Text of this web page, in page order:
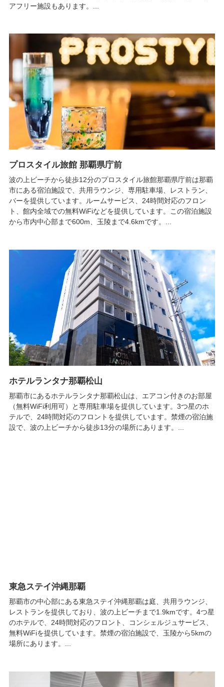
アフリー施設もあります。...
プロスタイル旅館 那覇県庁前
波の上ビーチから徒歩12分のプロスタイル旅館那覇県庁前は那覇
市にある宿泊施設で、共用ラウンジ、専用駐車場、レストラン、
バーを提供しています。ルームサービス、24時間対応のフロン
ト、館内全域での無料WiFiなどを提供しています。この宿泊施設
から市内中心部まで600m、玉陵まで4.6kmです。...
ホテルランタナ那覇松山
那覇市にあるホテルランタナ那覇松山は、エアコン付きのお部屋
（無料WiFi利用可）と専用駐車場を提供しています。3つ星のホ
テルで、24時間対応のフロントを提供しています。禁煙の宿泊施
設で、波の上ビーチから徒歩13分の場所にあります。...
東急ステイ沖縄那覇
那覇市の中心部にある東急ステイ沖縄那覇は庭、共用ラウンジ、
レストランを提供しており、波の上ビーチまで1.9kmです。4つ星
のホテルで、24時間対応のフロント、コンシェルジュサービス、
無料WiFiを提供しています。禁煙の宿泊施設で、玉陵から5kmの
場所にあります。...